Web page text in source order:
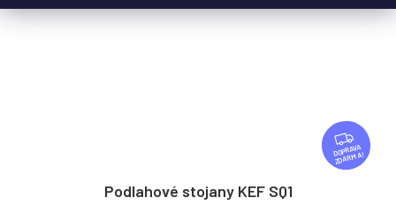
Z
D
A
ZDARMA
Podlahové stojany KEF SQ1